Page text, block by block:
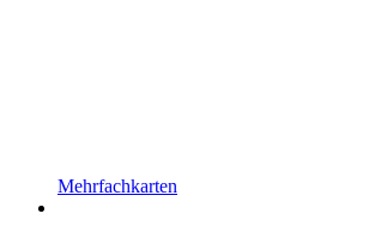
Mehrfachkarten